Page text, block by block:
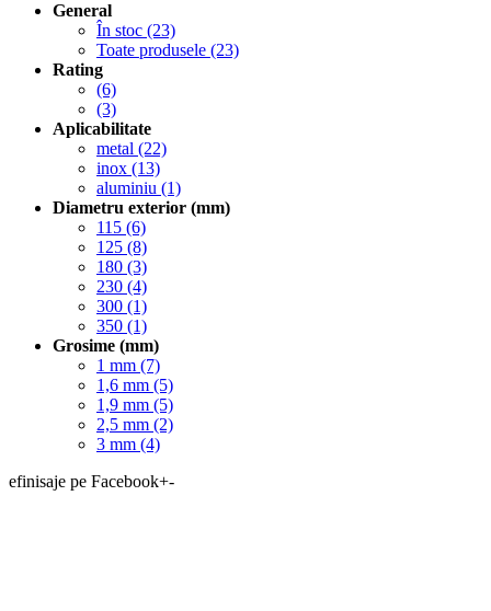
General
În stoc (23)
Toate produsele (23)
Rating
(6)
(3)
Aplicabilitate
metal (22)
inox (13)
aluminiu (1)
Diametru exterior (mm)
115 (6)
125 (8)
180 (3)
230 (4)
300 (1)
350 (1)
Grosime (mm)
1 mm (7)
1,6 mm (5)
1,9 mm (5)
2,5 mm (2)
3 mm (4)
efinisaje pe Facebook+-